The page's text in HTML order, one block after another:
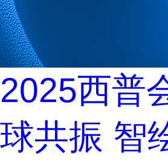
2025西普
球共振 智